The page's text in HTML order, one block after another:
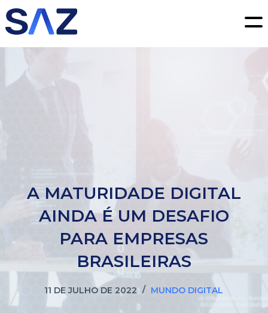
SAZ Digital Consultoria
SERVIÇOS
TRANSFORMAÇÃO DIGITAL
CONTATO
A MATURIDADE DIGITAL
AINDA É UM DESAFIO
PARA EMPRESAS
BRASILEIRAS
11 DE JULHO DE 2022 MUNDO DIGITAL